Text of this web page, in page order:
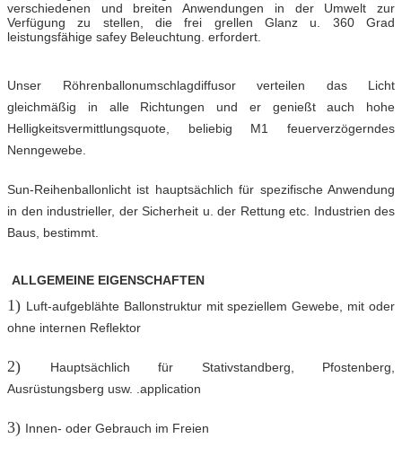
verschiedenen und breiten Anwendungen in der Umwelt zur
Verfügung zu stellen, die frei grellen Glanz u. 360 Grad
leistungsfähige safey Beleuchtung. erfordert.
Unser Röhrenballonumschlagdiffusor verteilen das Licht
gleichmäßig in alle Richtungen und er genießt auch hohe
Helligkeitsvermittlungsquote, beliebig M1 feuerverzögerndes
Nenngewebe.
Sun-Reihenballonlicht ist hauptsächlich für spezifische Anwendung
in den industrieller, der Sicherheit u. der Rettung etc. Industrien des
Baus, bestimmt.
ALLGEMEINE EIGENSCHAFTEN
1) Luft-aufgeblähte Ballonstruktur mit speziellem Gewebe, mit oder
ohne internen Reflektor
2)
Hauptsächlich für Stativstandberg, Pfostenberg,
Ausrüstungsberg usw. .application
3) Innen- oder Gebrauch im Freien